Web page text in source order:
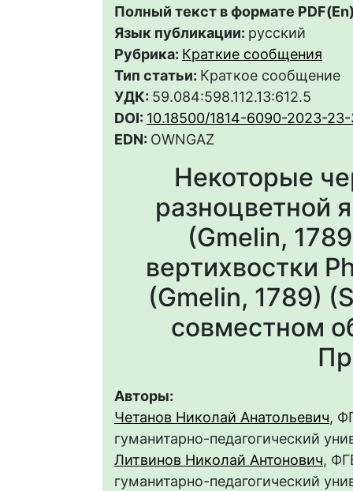
Полный текст в формате
Язык публикации: русский
Рубрика: Краткие сообщения
Тип статьи: Краткое сообщение
УДК: 59.084:598.112.13:612.5
DOI: 10.18500/1814-6090-2023-
EDN: OWNGAZ
Некоторые
разноцветной
(Gmelin,
вертихвостки
(Gmelin, 1789)
совместном
Авторы:
Четанов Николай Анатольевич,
гуманитарно-педагогический
Литвинов Николай Антонович,
гуманитарно-педагогический